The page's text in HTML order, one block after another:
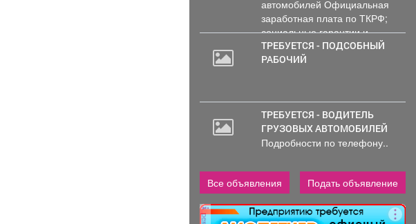
автомобилей Официальная
заработная плата по ТКРФ;
социальные гарантии и
уверенность в...
ТРЕБУЕТСЯ - ПОДСОБНЫЙ
РАБОЧИЙ
ТРЕБУЕТСЯ - ВОДИТЕЛЬ
ГРУЗОВЫХ АВТОМОБИЛЕЙ
Подробности по телефону..
Все объявления Подать объявление